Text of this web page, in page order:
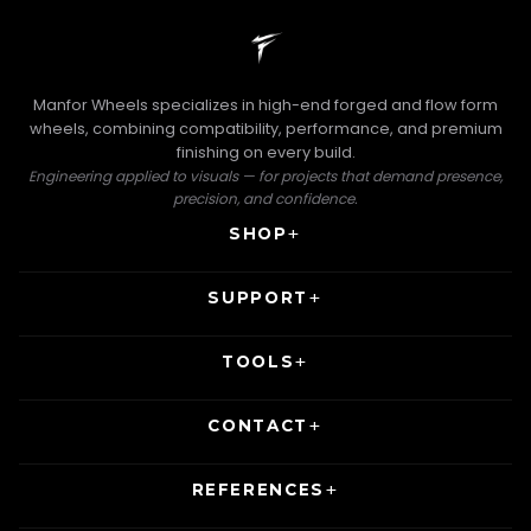
Manfor Wheels specializes in high-end forged and flow form
wheels, combining compatibility, performance, and premium
finishing on every build.
Engineering applied to visuals — for projects that demand presence,
precision, and confidence.
SHOP
SUPPORT
TOOLS
CONTACT
REFERENCES